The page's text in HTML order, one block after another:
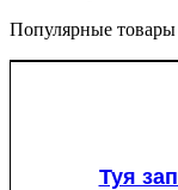
Популярные товары
Туя